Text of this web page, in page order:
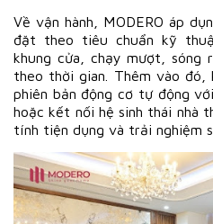
Về vận hành, MODERO áp
đặt theo tiêu chuẩn kỹ
khung cửa, chạy mượt, sóng
theo thời gian. Thêm vào đó,
phiên bản động cơ tự động
hoặc kết nối hệ sinh thái nhà
tính tiện dụng và trải nghiệm